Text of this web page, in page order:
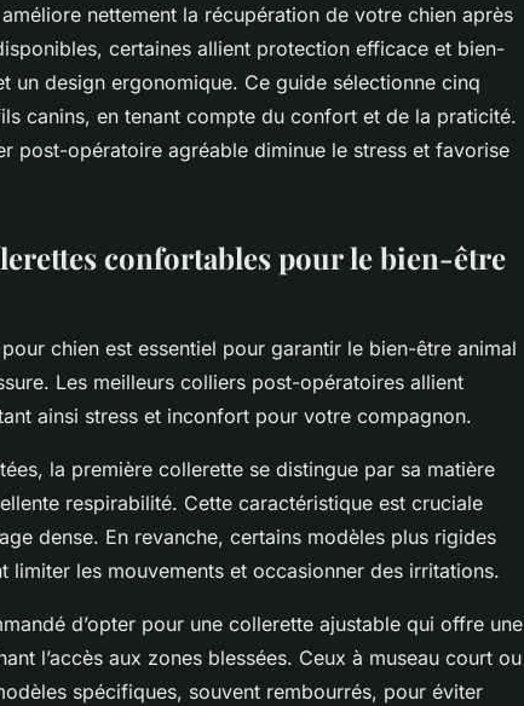
nettement la récupération de votre chien après
certaines allient protection efficace et bien-
un design ergonomique. Ce guide sélectionne cinq
canins, en tenant compte du confort et de la praticité.
post-opératoire agréable diminue le stress et favorise
confortables pour le bien-être
chien est essentiel pour garantir le bien-être animal
Les meilleurs colliers post-opératoires allient
ainsi stress et inconfort pour votre compagnon.
la première collerette se distingue par sa matière
respirabilité. Cette caractéristique est cruciale
dense. En revanche, certains modèles plus rigides
limiter les mouvements et occasionner des irritations.
d’opter pour une collerette ajustable qui offre une
l’accès aux zones blessées. Ceux à museau court ou
spécifiques, souvent rembourrés, pour éviter